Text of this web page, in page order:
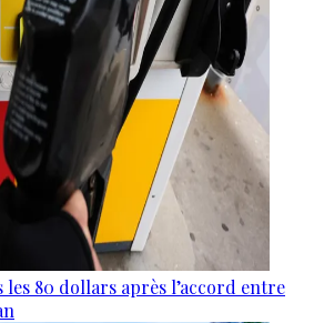
les 80 dollars après l’accord entre